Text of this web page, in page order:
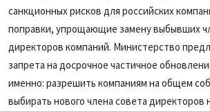
санкционных рисков для российских
поправки, упрощающие замену выбывших
директоров компаний. Министерство
запрета на досрочное частичное
именно: разрешить компаниям на общем
выбирать нового члена совета директоров